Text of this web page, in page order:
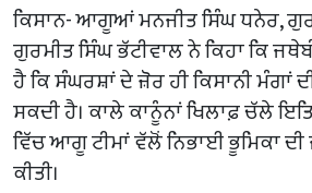
ਕਿਸਾਨ- ਆਗੂਆਂ ਮਨਜੀਤ ਸਿੰਘ ਧਨੇਰ,
ਗੁਰਮੀਤ ਸਿੰਘ ਭੱਟੀਵਾਲ ਨੇ ਕਿਹਾ ਕਿ
ਹੈ ਕਿ ਸੰਘਰਸ਼ਾਂ ਦੇ ਜ਼ੋਰ ਹੀ ਕਿਸਾਨੀ ਮੰਗਾਂ ਦੀ
ਸਕਦੀ ਹੈ। ਕਾਲੇ ਕਾਨੂੰਨਾਂ ਖਿਲਾਫ਼ ਚੱਲੇ
ਵਿੱਚ ਆਗੂ ਟੀਮਾਂ ਵੱਲੋਂ ਨਿਭਾਈ ਭੂਮਿਕਾ
ਕੀਤੀ।